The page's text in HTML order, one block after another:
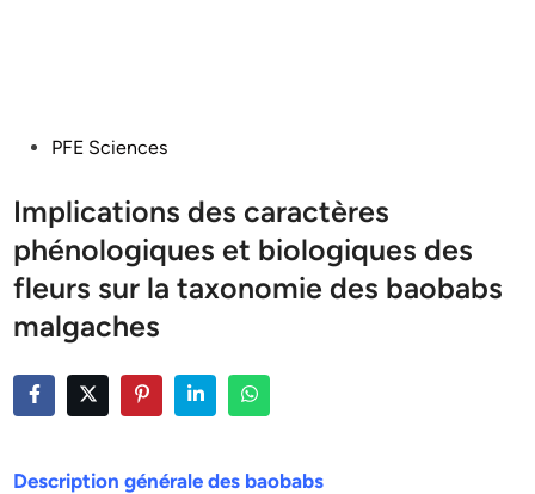
PostedPFE Sciences
Implications des caractères
phénologiques et biologiques des
fleurs sur la taxonomie des baobabs
malgaches
Description générale des baobabs